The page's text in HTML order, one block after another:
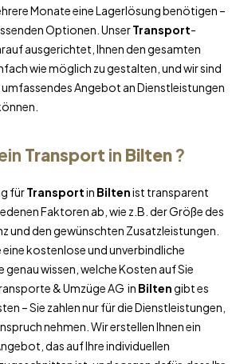
Monate eine Lagerlösung benötigen –
Optionen. UnserTransport-
ausgerichtet, Ihnen den gesamten
wie möglich zu gestalten, und wir sind
Angebot an Dienstleistungen
Transport in Bilten?
fürTransportin Biltenist transparent
Faktoren ab, wie z.B. der Größe des
und den gewünschten Zusatzleistungen.
eine kostenlose und unverbindliche
genau wissen, welche Kosten auf Sie
& Umzüge AG in Biltengibt es
– Sie zahlen nur für die Dienstleistungen,
nehmen. Wir erstellen Ihnen ein
das auf Ihre individuellen